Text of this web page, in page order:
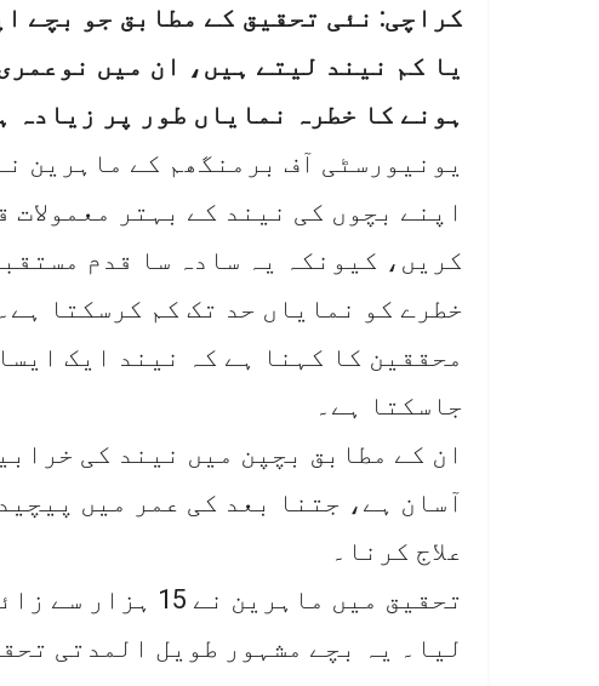
کراچی: نئی تحقیق کے مطابق جو بچے
یا کم نیند لیتے ہیں، ان میں
ہونے کا خطرہ نمایاں طور پر زیادہ
یونیورسٹی آف برمنگھم کے ماہرین
اپنے بچوں کی نیند کے بہتر
کریں، کیونکہ یہ سادہ سا قدم
خطرے کو نمایاں حد تک کم کرسکتا ہے۔
محققین کا کہنا ہے کہ نیند ایک
جاسکتا ہے۔
ان کے مطابق بچپن میں نیند کی
آسان ہے، جتنا بعد کی عمر میں
علاج کرنا۔
تحقیق میں
لیا۔ یہ بچے مشہور طویل المدتی